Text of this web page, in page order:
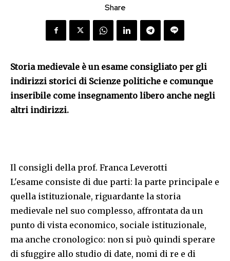
Share
Storia medievale è un esame consigliato per gli
indirizzi storici di Scienze politiche e comunque
inseribile come insegnamento libero anche negli
altri indirizzi.
Il consigli della prof. Franca Leverotti
L'esame consiste di due parti: la parte principale e
quella istituzionale, riguardante la storia
medievale nel suo complesso, affrontata da un
punto di vista economico, sociale istituzionale,
ma anche cronologico: non si può quindi sperare
di sfuggire allo studio di date, nomi di re e di